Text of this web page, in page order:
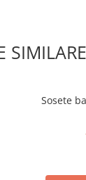
SIMILARE
Sosete